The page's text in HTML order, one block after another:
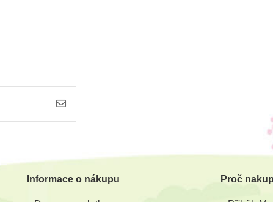
Informace o nákupu Proč